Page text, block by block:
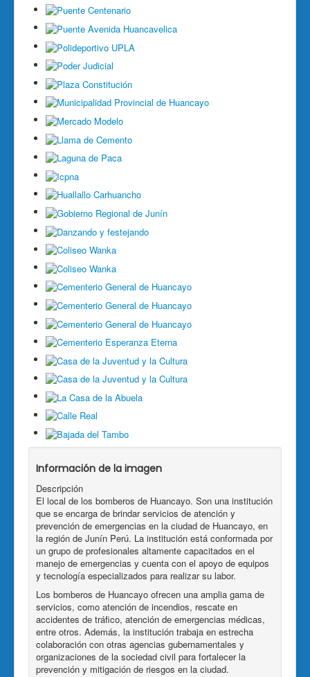
Información de la imagen
Descripción
El local de los bomberos de Huancayo. Son una institución
que se encarga de brindar servicios de atención y
prevención de emergencias en la ciudad de Huancayo, en
la región de Junín Perú. La institución está conformada por
un grupo de profesionales altamente capacitados en el
manejo de emergencias y cuenta con el apoyo de equipos
y tecnología especializados para realizar su labor.
Los bomberos de Huancayo ofrecen una amplia gama de
servicios, como atención de incendios, rescate en
accidentes de tráfico, atención de emergencias médicas,
entre otros. Además, la institución trabaja en estrecha
colaboración con otras agencias gubernamentales y
organizaciones de la sociedad civil para fortalecer la
prevención y mitigación de riesgos en la ciudad.